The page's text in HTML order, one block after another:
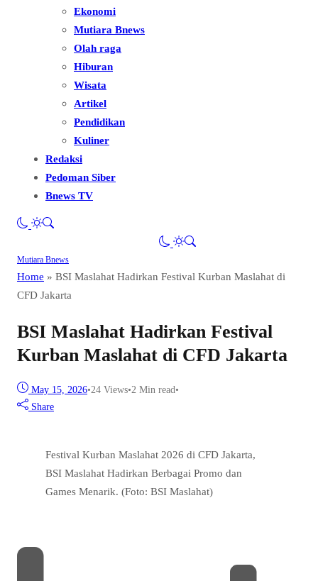
Ekonomi
Mutiara Bnews
Olah raga
Hiburan
Wisata
Artikel
Pendidikan
Kuliner
Redaksi
Pedoman Siber
Bnews TV
Mutiara Bnews
Home » BSI Maslahat Hadirkan Festival Kurban Maslahat di
CFD Jakarta
BSI Maslahat Hadirkan Festival
Kurban Maslahat di CFD Jakarta
May 15, 2026•24 Views•2 Min read•
Share
Festival Kurban Maslahat 2026 di CFD Jakarta,
BSI Maslahat Hadirkan Berbagai Promo dan
Games Menarik. (Foto: BSI Maslahat)